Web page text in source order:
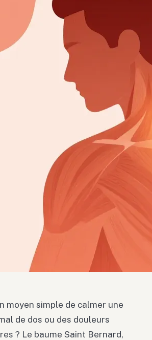
moyen simple de calmer une
de dos ou des douleurs
? Le baume Saint Bernard,